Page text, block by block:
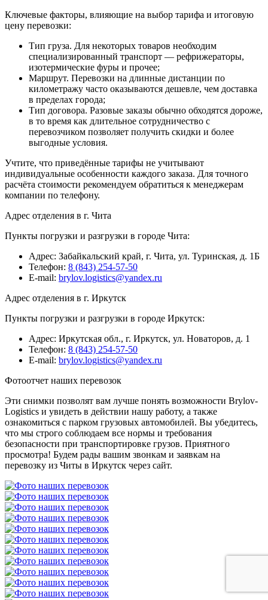
Ключевые факторы, влияющие на выбор тарифа и итоговую
цену перевозки:
Тип груза. Для некоторых товаров необходим
специализированный транспорт — рефрижераторы,
изотермические фуры и прочее;
Маршрут. Перевозки на длинные дистанции по
километражу часто оказываются дешевле, чем доставка
в пределах города;
Тип договора. Разовые заказы обычно обходятся дороже,
в то время как длительное сотрудничество с
перевозчиком позволяет получить скидки и более
выгодные условия.
Учтите, что приведённые тарифы не учитывают
индивидуальные особенности каждого заказа. Для точного
расчёта стоимости рекомендуем обратиться к менеджерам
компании по телефону.
Адрес отделения в г. Чита
Пункты погрузки и разгрузки в городе Чита:
Адрес: Забайкальский край, г. Чита, ул. Туринская, д. 1Б
Телефон: 8 (843) 254-57-50
E-mail: brylov.logistics@yandex.ru
Адрес отделения в г. Иркутск
Пункты погрузки и разгрузки в городе Иркутск:
Адрес: Иркутская обл., г. Иркутск, ул. Новаторов, д. 1
Телефон: 8 (843) 254-57-50
E-mail: brylov.logistics@yandex.ru
Фотоотчет наших перевозок
Эти снимки позволят вам лучше понять возможности Brylov-
Logistics и увидеть в действии нашу работу, а также
ознакомиться с парком грузовых автомобилей. Вы убедитесь,
что мы строго соблюдаем все нормы и требования
безопасности при транспортировке грузов. Приятного
просмотра! Будем рады вашим звонкам и заявкам на
перевозку из Читы в Иркутск через сайт.